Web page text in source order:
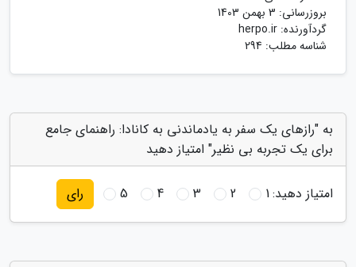
بروزرسانی: 3 بهمن 1403
گردآورنده: herpo.ir
شناسه مطلب: 294
به "رازهای یک سفر به یادماندنی به کانادا: راهنمای جامع
برای یک تجربه بی نظیر" امتیاز دهید
امتیاز دهید:1
2
3
4
5 رای